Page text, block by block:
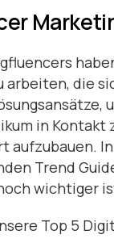
arbeiten, die
in
aufzubauen.
Trend
wichtiger
Top 5